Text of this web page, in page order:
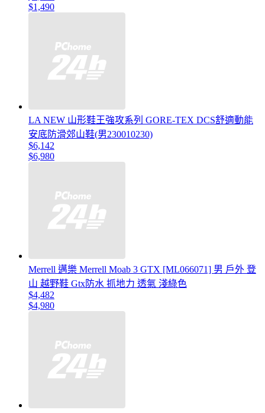
$1,490
LA NEW 山形鞋王強攻系列 GORE-TEX DCS舒適動能
安底防滑郊山鞋(男230010230)
$6,142
$6,980
Merrell 邁樂 Merrell Moab 3 GTX [ML066071] 男 戶外 登
山 越野鞋 Gtx防水 抓地力 透氣 淺綠色
$4,482
$4,980